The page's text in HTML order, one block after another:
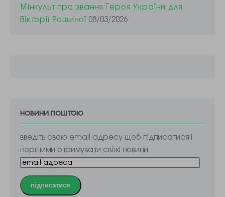
Мінкульт про звання Героя України для
Вікторії Рощиної 08/03/2026
новини поштою
введіть свою email адресу щоб підписатися і
першими отримувати свіжі новини
підписатися